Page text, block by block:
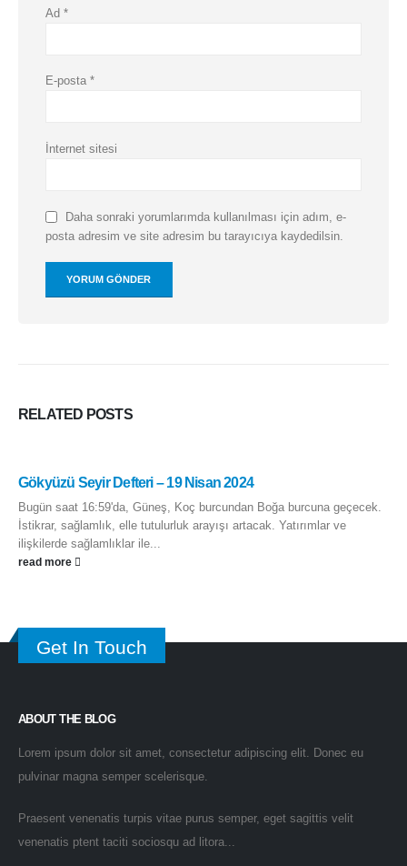
Ad *
E-posta *
İnternet sitesi
Daha sonraki yorumlarımda kullanılması için adım, e-
posta adresim ve site adresim bu tarayıcıya kaydedilsin.
RELATED POSTS
Gökyüzü Seyir Defteri – 19 Nisan 2024
Bugün saat 16:59'da, Güneş, Koç burcundan Boğa burcuna geçecek.
İstikrar, sağlamlık, elle tutulurluk arayışı artacak. Yatırımlar ve
ilişkilerde sağlamlıklar ile...
read more
Get In Touch
ABOUT THE BLOG
Lorem ipsum dolor sit amet, consectetur adipiscing elit. Donec eu
pulvinar magna semper scelerisque.
Praesent venenatis turpis vitae purus semper, eget sagittis velit
venenatis ptent taciti sociosqu ad litora...